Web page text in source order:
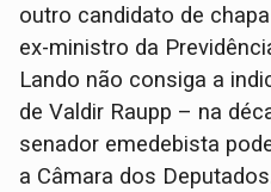
outro candidato de
ex-ministro da
Lando não consiga a
de Valdir Raupp – na
senador emedebista
a Câmara dos